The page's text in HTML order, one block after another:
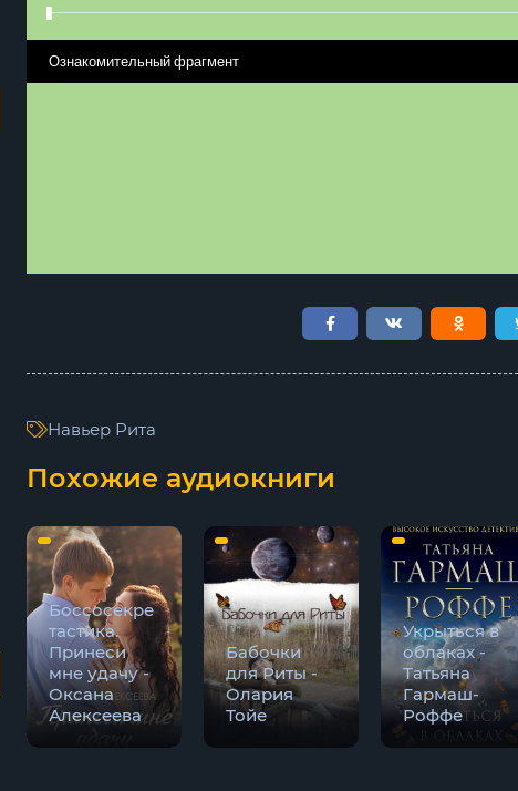
Ознакомительный фрагмент
Навьер Рита
Похожие аудиокниги
Боссосекре
тастика.
Принеси
мне удачу -
Оксана
Алексеева
Бабочки
для Риты -
Олария
Тойе
Укрыться в
облаках -
Татьяна
Гармаш-
Роффе